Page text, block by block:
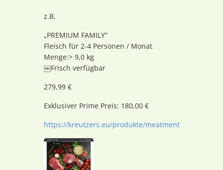
z.B.
„PREMIUM FAMILY”
Fleisch für 2-4 Personen / Monat
Menge:> 9,0 kg
￼Frisch verfügbar
279,99 €
Exklusiver Prime Preis: 180,00 €
https://kreutzers.eu/produkte/meatment